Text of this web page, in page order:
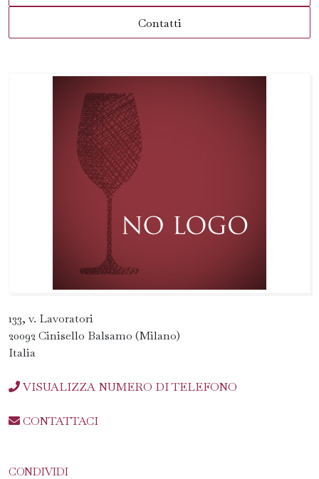
Contatti
133, v. Lavoratori
20092 Cinisello Balsamo (Milano)
Italia
VISUALIZZA NUMERO DI TELEFONO
CONTATTACI
CONDIVIDI